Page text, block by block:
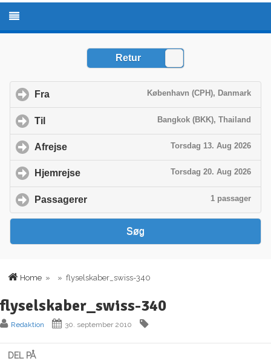
Home » » flyselskaber_swiss-340
flyselskaber_swiss-340
Redaktion 30. september 2010
DEL PÅ